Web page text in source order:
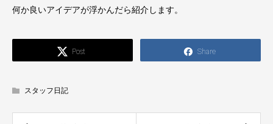
何か良いアイデアが浮かんだら紹介します。
Post Share
スタッフ日記